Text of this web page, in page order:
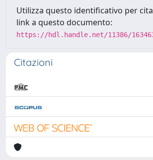
Utilizza questo identificativo per
link a questo documento:
https://hdl.handle.net/11386/
Citazioni